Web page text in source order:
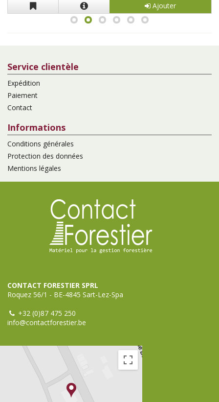
Ajouter
Service clientèle
Expédition
Paiement
Contact
Informations
Conditions générales
Protection des données
Mentions légales
CONTACT FORESTIER SPRL
Roquez 56/1 - BE-4845 Sart-Lez-Spa
+32 (0)87 475 250
info@contactforestier.be